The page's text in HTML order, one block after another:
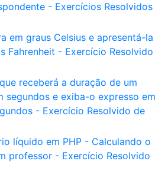
- Exercícios Resolvidos
em graus Celsius e apresentá-la
Fahrenheit - Exercício Resolvido
receberá a duração de um
segundos e exiba-o expresso em
- Exercício Resolvido de
líquido em PHP - Calculando o
professor - Exercício Resolvido